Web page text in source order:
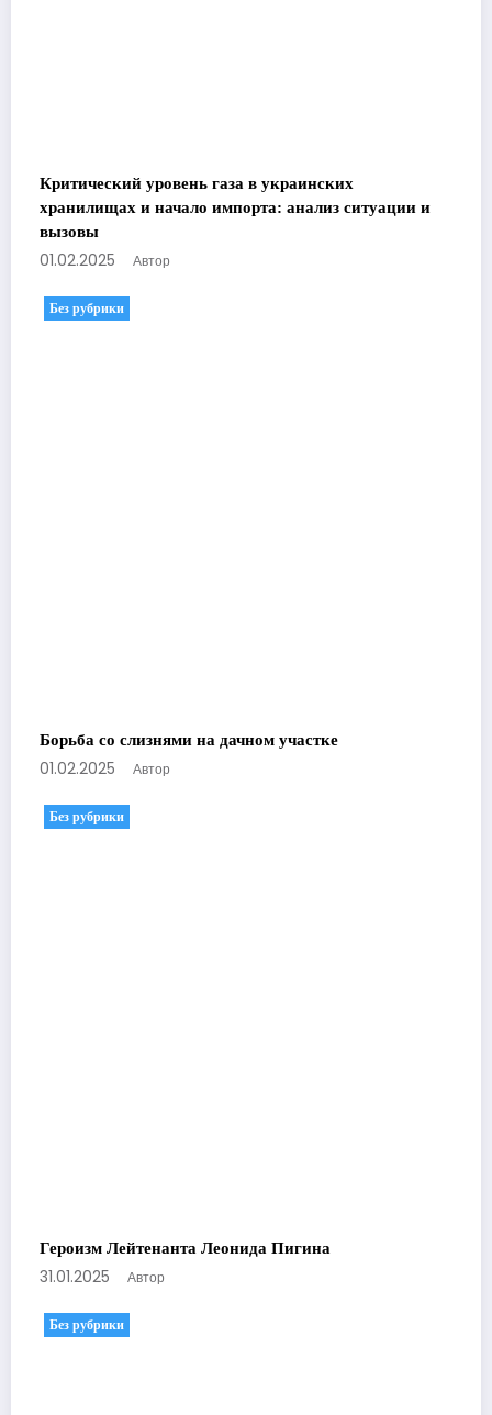
Критический уровень газа в украинских
хранилищах и начало импорта: анализ ситуации и
вызовы
01.02.2025 Автор
Без рубрики
Борьба со слизнями на дачном участке
01.02.2025 Автор
Без рубрики
Героизм Лейтенанта Леонида Пигина
31.01.2025 Автор
Без рубрики